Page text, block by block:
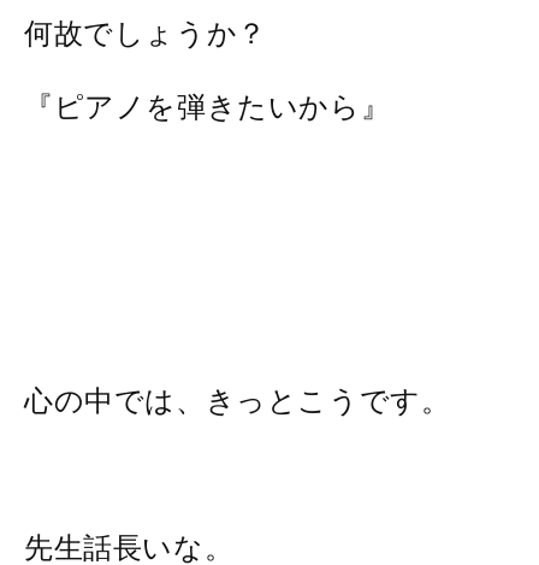
何故でしょうか？
『ピアノを弾きたいから』
心の中では、きっとこうです。
先生話長いな。